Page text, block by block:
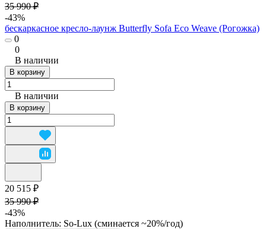
35 990 ₽
-43%
бескаркасное кресло-лаунж Butterfly Sofa Eco Weave (Рогожка)
0
0
В наличии
В корзину
В наличии
В корзину
20 515 ₽
35 990 ₽
-43%
Наполнитель: So-Lux (cминается ~20%/год)